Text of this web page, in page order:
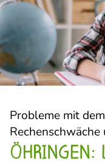
Probleme mit
ÖHRINGEN: